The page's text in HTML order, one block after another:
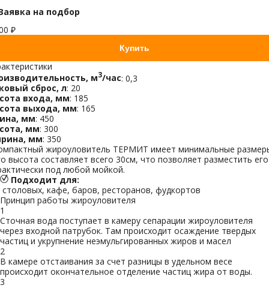
на подбор
₽
Купить
м3/час: 0,3
сброс, л: 20
входа, мм: 185
выхода, мм: 165
мм: 450
мм: 300
мм: 350
жироуловитель ТЕРМИТ имеет минимальные
высота составляет всего 30см, что позволяет разместить его
под любой мойкой.
Подходит для:
столовых, кафе, баров, ресторанов, фудкортов
Принцип работы жироуловителя
1
Сточная вода поступает в камеру сепарации жироуловителя
через входной патрубок. Там происходит осаждение твердых
частиц и укрупнение неэмульгированных жиров и масел
2
В камере отстаивания за счет разницы в удельном весе
происходит окончательное отделение частиц жира от воды.
3